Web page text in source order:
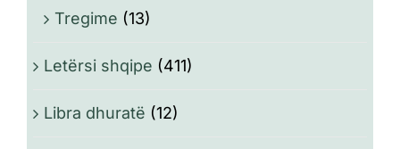
Tregime (13)
Letërsi shqipe (411)
Libra dhuratë (12)